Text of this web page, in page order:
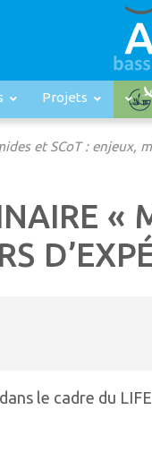
Projets
et SCoT : enjeux,
«
le cadre du